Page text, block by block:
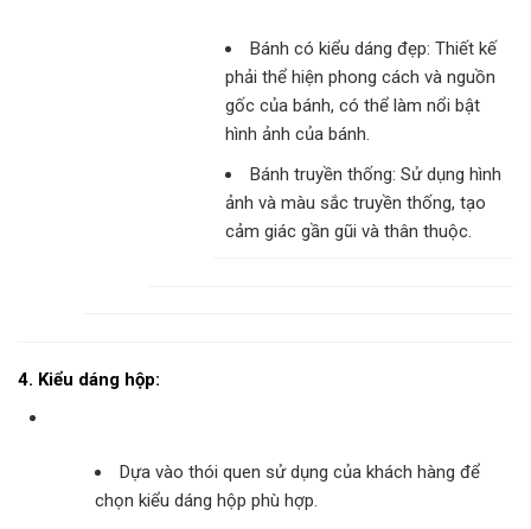
Bánh có kiểu dáng đẹp: Thiết kế
phải thể hiện phong cách và nguồn
gốc của bánh, có thể làm nổi bật
hình ảnh của bánh.
Bánh truyền thống: Sử dụng hình
ảnh và màu sắc truyền thống, tạo
cảm giác gần gũi và thân thuộc.
4. Kiểu dáng hộp:
Dựa vào thói quen sử dụng của khách hàng để
chọn kiểu dáng hộp phù hợp.